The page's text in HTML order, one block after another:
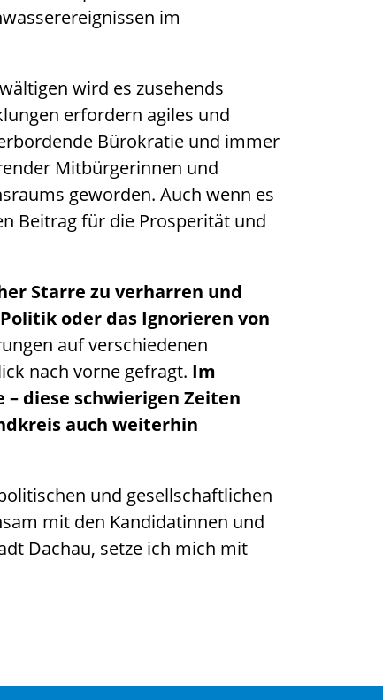
im
wird es zusehends
erfordern agiles und
Bürokratie und immer
Mitbürgerinnen und
geworden. Auch wenn es
Beitrag für die Prosperität und
Starre zu verharren und
oder das Ignorieren von
auf verschiedenen
nach vorne gefragt. Im
diese schwierigen Zeiten
auch weiterhin
und gesellschaftlichen
mit den Kandidatinnen und
Dachau, setze ich mich mit